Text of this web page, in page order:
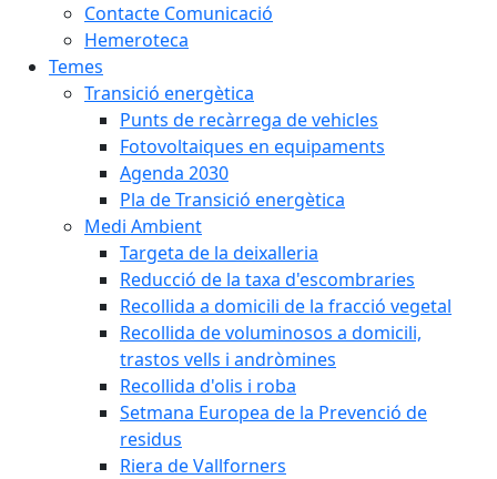
Contacte Comunicació
Hemeroteca
Temes
Transició energètica
Punts de recàrrega de vehicles
Fotovoltaiques en equipaments
Agenda 2030
Pla de Transició energètica
Medi Ambient
Targeta de la deixalleria
Reducció de la taxa d'escombraries
Recollida a domicili de la fracció vegetal
Recollida de voluminosos a domicili,
trastos vells i andròmines
Recollida d'olis i roba
Setmana Europea de la Prevenció de
residus
Riera de Vallforners